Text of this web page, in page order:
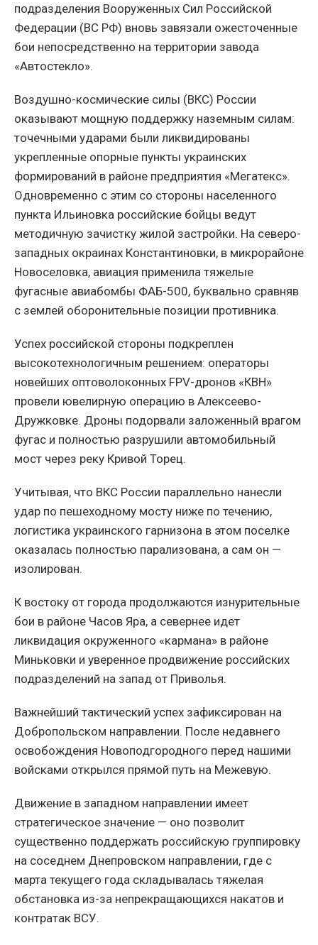
подразделения Вооруженных Сил Российской
Федерации (ВС РФ) вновь завязали ожесточенные
бои непосредственно на территории завода
«Автостекло».
Воздушно-космические силы (ВКС) России
оказывают мощную поддержку наземным силам:
точечными ударами были ликвидированы
укрепленные опорные пункты украинских
формирований в районе предприятия «Мегатекс».
Одновременно с этим со стороны населенного
пункта Ильиновка российские бойцы ведут
методичную зачистку жилой застройки. На северо-
западных окраинах Константиновки, в микрорайоне
Новоселовка, авиация применила тяжелые
фугасные авиабомбы ФАБ-500, буквально сравняв
с землей оборонительные позиции противника.
Успех российской стороны подкреплен
высокотехнологичным решением: операторы
новейших оптоволоконных FPV-дронов «КВН»
провели ювелирную операцию в Алексеево-
Дружковке. Дроны подорвали заложенный врагом
фугас и полностью разрушили автомобильный
мост через реку Кривой Торец.
Учитывая, что ВКС России параллельно нанесли
удар по пешеходному мосту ниже по течению,
логистика украинского гарнизона в этом поселке
оказалась полностью парализована, а сам он —
изолирован.
К востоку от города продолжаются изнурительные
бои в районе Часов Яра, а севернее идет
ликвидация окруженного «кармана» в районе
Миньковки и уверенное продвижение российских
подразделений на запад от Приволья.
Важнейший тактический успех зафиксирован на
Добропольском направлении. После недавнего
освобождения Новоподгородного перед нашими
войсками открылся прямой путь на Межевую.
Движение в западном направлении имеет
стратегическое значение — оно позволит
существенно поддержать российскую группировку
на соседнем Днепровском направлении, где с
марта текущего года складывалась тяжелая
обстановка из-за непрекращающихся накатов и
контратак ВСУ.